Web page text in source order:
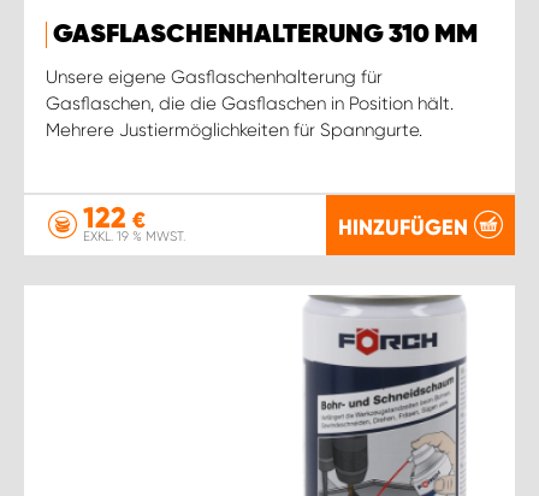
GASFLASCHENHALTERUNG 310 MM
Unsere eigene Gasflaschenhalterung für
Gasflaschen, die die Gasflaschen in Position hält.
Mehrere Justiermöglichkeiten für Spanngurte.
122 €
EXKL. 19 % MWST. HINZUFÜGEN